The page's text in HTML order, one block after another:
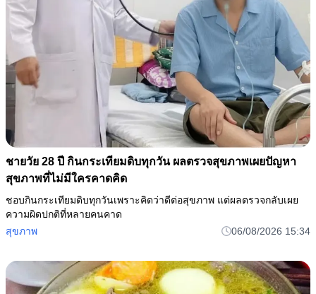
ชายวัย 28 ปี กินกระเทียมดิบทุกวัน ผลตรวจสุขภาพเผยปัญหา
สุขภาพที่ไม่มีใครคาดคิด
ชอบกินกระเทียมดิบทุกวันเพราะคิดว่าดีต่อสุขภาพ แต่ผลตรวจกลับเผย
ความผิดปกติที่หลายคนคาด
สุขภาพ
06/08/2026 15:34